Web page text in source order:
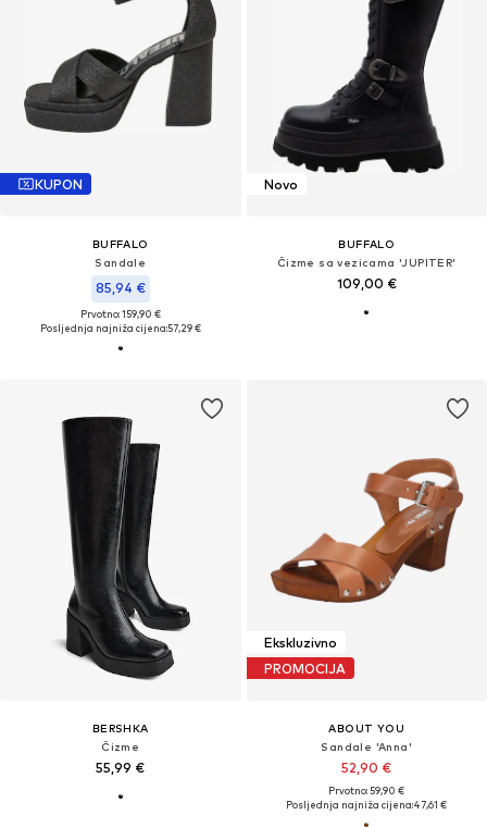
KUPON
BUFFALO
Sandale
85,94 €
Prvotno: 159,90 €
Posljednja najniža cijena:57,29 €
Novo
BUFFALO
Čizme sa vezicama 'JUPITER'
109,00 €
BERSHKA
Čizme
55,99 €
Ekskluzivno
PROMOCIJA
ABOUT YOU
Sandale 'Anna'
52,90 €
Prvotno: 59,90 €
Posljednja najniža cijena:47,61 €